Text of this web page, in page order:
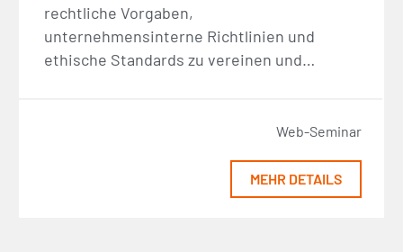
rechtliche Vorgaben,
unternehmensinterne Richtlinien und
ethische Standards zu vereinen und…
Web-Seminar
MEHR DETAILS